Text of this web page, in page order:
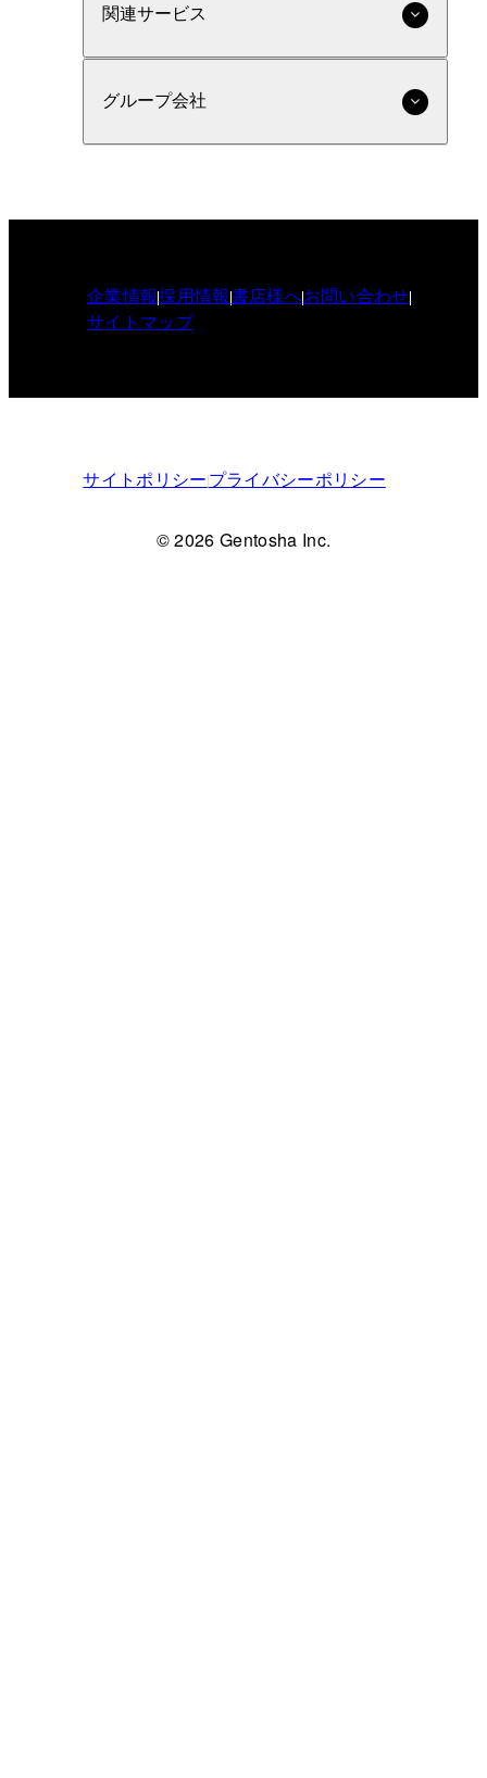
関連サービス
グループ会社
企業情報採用情報書店様へお問い合わせ
サイトマップ
サイトポリシープライバシーポリシー
© 2026 Gentosha Inc.